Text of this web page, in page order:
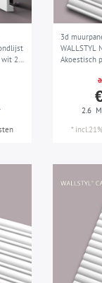
2
3d
WALLSTYL
Akoestisch
design wit
2.6
*